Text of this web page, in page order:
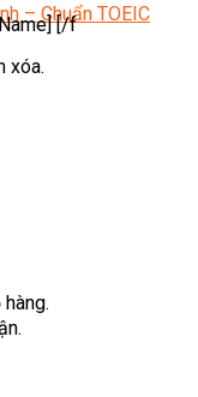
– Chuẩn TOEIC
[/f
xóa.